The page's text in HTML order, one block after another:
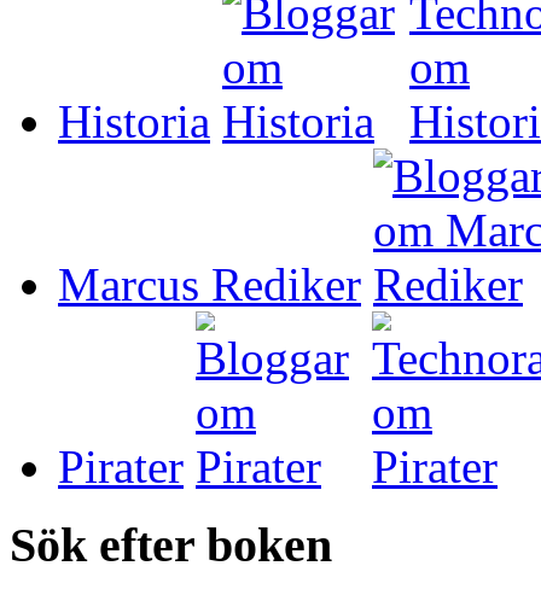
Historia
Marcus Rediker
Pirater
Sök efter boken